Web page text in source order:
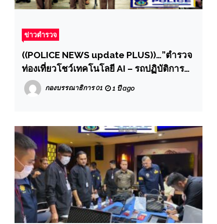
ข่าวตำรวจ
((POLICE NEWS update PLUS))…”ตำรวจ
ท่องเที่ยวโชว์เทคโนโลยี AI – รถปฏิบัติการ
อัจฉริยะ ต้อนรับคณะทูต 27 ประเทศ
กองบรรณาธิการ 01 1 ปี ago